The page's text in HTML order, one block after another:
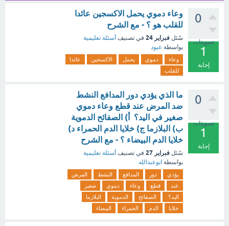
0
تصويتات
1
إجابة
وعاء دموي يحمل الاكسجين عائدا
للقلب هو ؟ - مع الشرح
سُئل فبراير 24 في تصنيف أسئلة تعليمية
بواسطة عبود
وعاء دموي يحمل الاكسجين
عائدا
للقلب
0
تصويتات
1
إجابة
ما الذي يؤدي دور المدافع النشط
ضد المرض عند قطع وعاء دموي
صغير في اليد؟ أ) الصفائح الدموية
ب) البلازما ج) خلايا الدم الحمراء د)
خلايا الدم البيضاء ؟ - مع الشرح
سُئل فبراير 27 في تصنيف أسئلة تعليمية
بواسطة ابوعبدالله
يؤدي دور المدافع النشط
المرض
عند
قطع وعاء دموي
صغير
اليد؟
الصفائح الدموية
البلازما
خلايا
الدم الحمراء البيضاء